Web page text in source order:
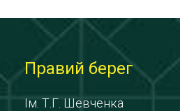
Правий берег
Ім. Т.Г. Шевченка